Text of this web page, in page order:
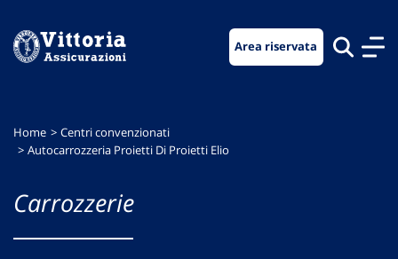
menu
contenuto
footer
Area riservata
Home
Centri convenzionati
Autocarrozzeria Proietti Di Proietti Elio
Carrozzerie